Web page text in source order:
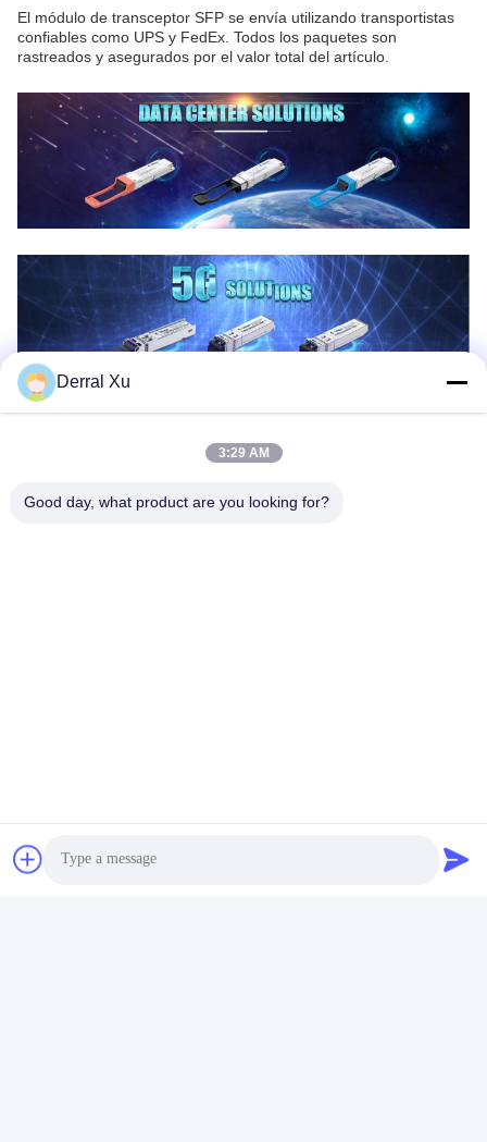
El módulo de transceptor SFP se envía utilizando transportistas
confiables como UPS y FedEx. Todos los paquetes son
rastreados y asegurados por el valor total del artículo.
Derral Xu
3:29 AM
Good day, what product are you looking for?